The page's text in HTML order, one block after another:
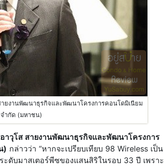
ยงานพัฒนาธุรกิจและพัฒนาโครงการคอนโดมิเนียม
ำกัด (มหาชน)
าวุโส สายงานพัฒนาธุรกิจและพัฒนาโครงการ
) กล่าวว่า “หากจะเปรียบเทียบ 98 Wireless เป็น
ะดับมาสเตอร์พีซของแสนสิริในรอบ 33 ปี เพราะ